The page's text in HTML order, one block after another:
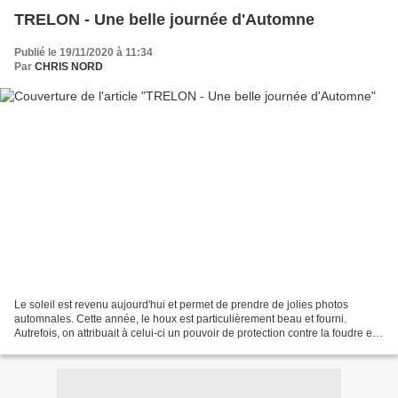
TRELON - Une belle journée d'Automne
Publié le 19/11/2020 à 11:34
Par CHRIS NORD
Le soleil est revenu aujourd'hui et permet de prendre de jolies photos
automnales. Cette année, le houx est particulièrement beau et fourni.
Autrefois, on attribuait à celui-ci un pouvoir de protection contre la foudre et